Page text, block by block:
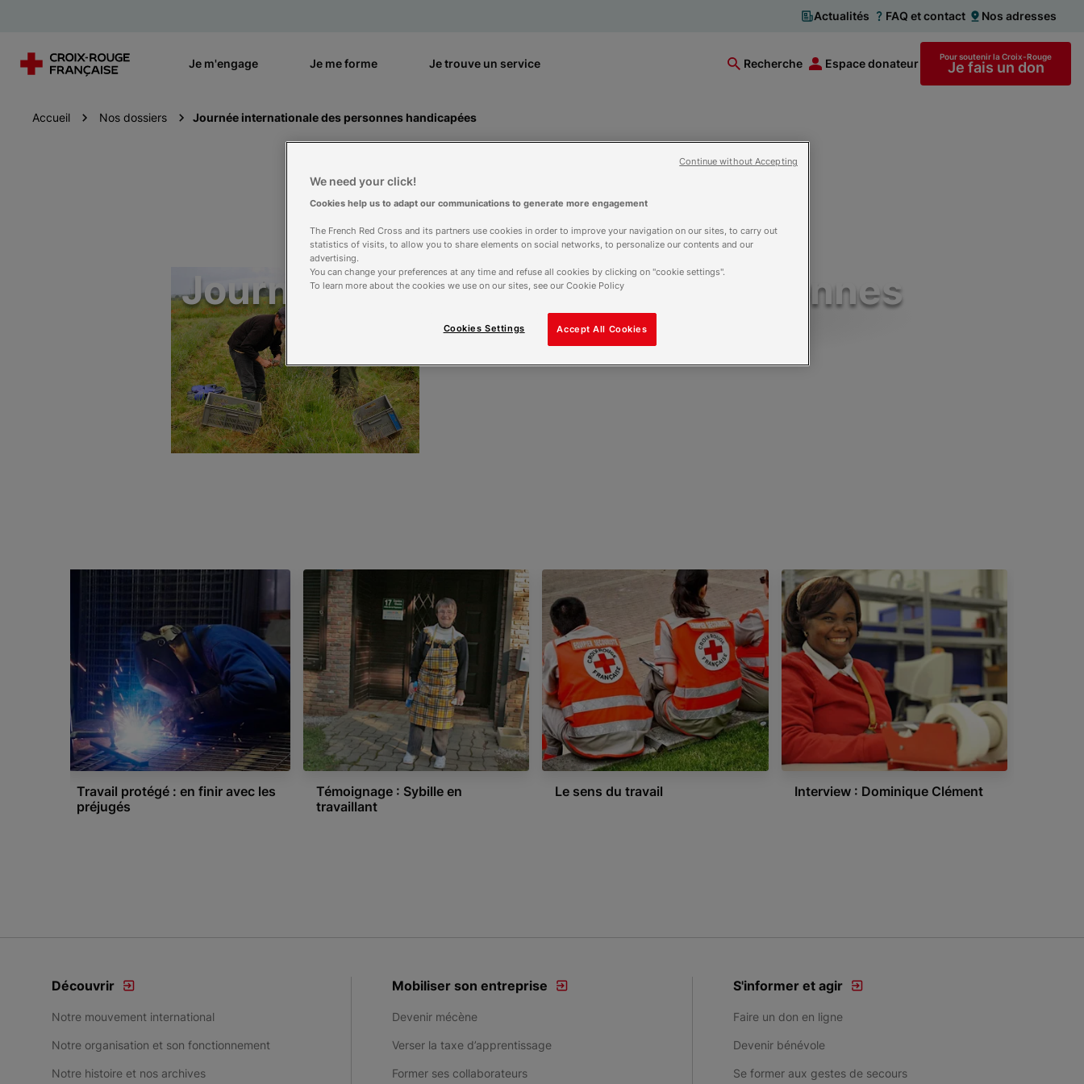
Actualités FAQ et contact Nos adresses
Je m'engage Je me forme Je trouve un service Recherche Espace donateur Pour soutenir la Croix-Rouge
Je fais un don
Accueil Nos dossiers Journée internationale des personnes handicapées
Journée internationale des personnes
handicapées
Travail protégé : en finir avec les
préjugés
Témoignage : Sybille en
travaillant
Le sens du travail Interview : Dominique Clément
Découvrir
Notre mouvement international
Notre organisation et son fonctionnement
Notre histoire et nos archives
Mobiliser son entreprise
Devenir mécène
Verser la taxe d’apprentissage
Former ses collaborateurs
S'informer et agir
Faire un don en ligne
Devenir bénévole
Se former aux gestes de secours
We need your click!
Cookies help us to adapt our communications to generate more engagement
The French Red Cross and its partners use cookies in order to improve your navigation on our sites, to carry out
statistics of visits, to allow you to share elements on social networks, to personalize our contents and our
advertising.
You can change your preferences at any time and refuse all cookies by clicking on "cookie settings".
To learn more about the cookies we use on our sites, see our Cookie Policy
Accept All Cookies
Cookies Settings
Continue without Accepting